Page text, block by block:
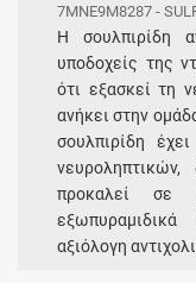
7MNE9M8287 -
Η σουλπιρίδη
υποδοχείς της
ότι εξασκεί τη
ανήκει στην
σουλπιρίδη
προκαλεί σε
αξιόλογη